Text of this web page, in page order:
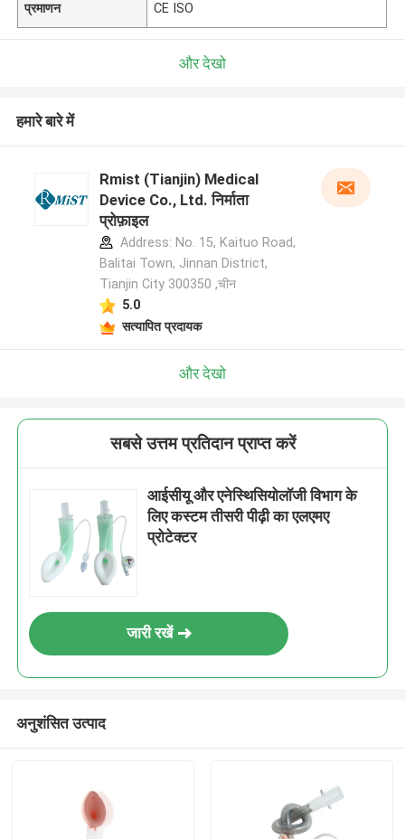
प्रमाणन CE ISO
और देखो
हमारे बारे में
Rmist (Tianjin) Medical
Device Co., Ltd. निर्माता
प्रोफ़ाइल
Address: No. 15, Kaituo Road,
Balitai Town, Jinnan District,
Tianjin City 300350 ,चीन
5.0
सत्यापित प्रदायक
और देखो
सबसे उत्तम प्रतिदान प्राप्त करें
आईसीयू और एनेस्थिसियोलॉजी विभाग के
लिए कस्टम तीसरी पीढ़ी का एलएमए
प्रोटेक्टर
जारी रखें
अनुशंसित उत्पाद